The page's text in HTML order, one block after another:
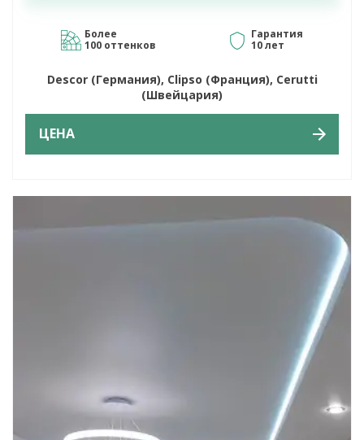
Более
100 оттенков
Гарантия
10 лет
Descor (Германия), Clipso (Франция), Cerutti
(Швейцария)
ЦЕНА